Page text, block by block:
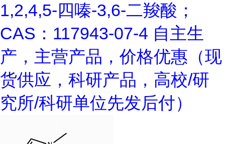
1,2,4,5-四嗪-3,6-二羧酸；
CAS：117943-07-4 自主生
产，主营产品，价格优惠（现
货供应，科研产品，高校/研
究所/科研单位先发后付）